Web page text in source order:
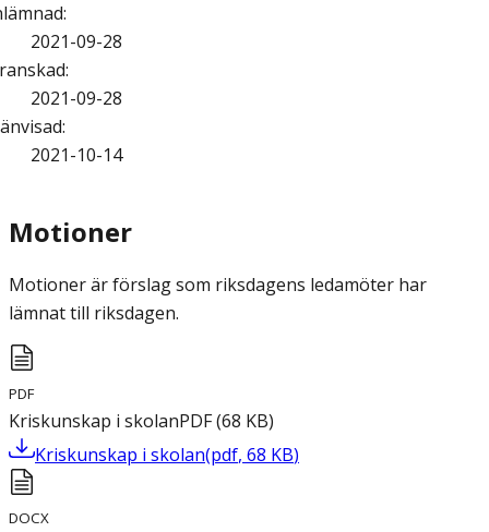
:
2021-09-28
:
2021-09-28
:
2021-10-14
Motioner
Motioner är förslag som riksdagens ledamöter har
lämnat till riksdagen.
PDF
Kriskunskap i skolanPDF(68 KB)
Kriskunskap i skolan(pdf, 68 KB)
DOCX